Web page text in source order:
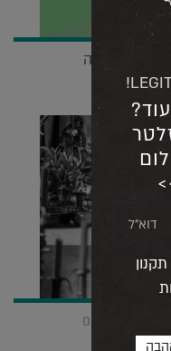
מעוררי השראה
|
02.07.2023